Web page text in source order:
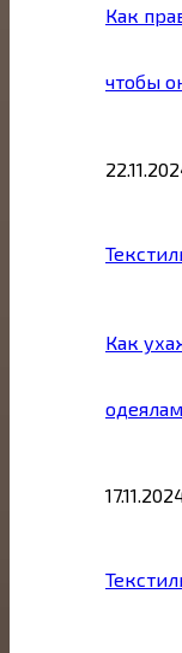
Как
чтобы
Как